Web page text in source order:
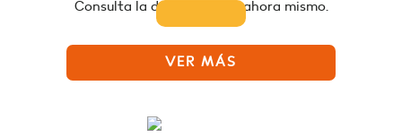
Consulta la disponibilidad ahora mismo.
VER MÁS